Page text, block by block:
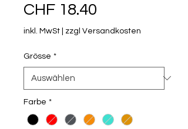
CHF 18.40
inkl. MwSt zzgl Versandkosten
Grösse *
Farbe *